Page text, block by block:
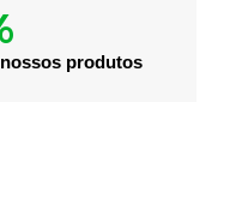
produtos